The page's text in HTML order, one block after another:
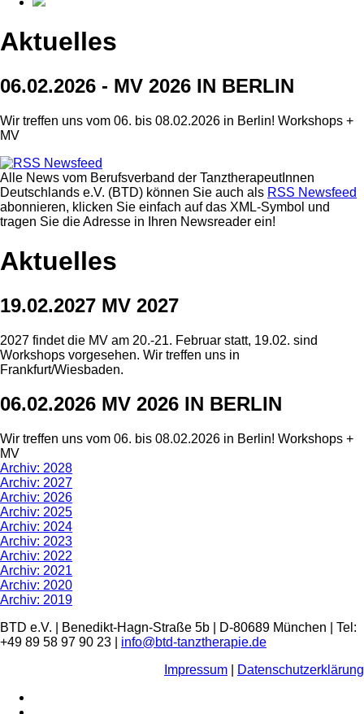
Aktuelles
06.02.2026 - MV 2026 IN BERLIN
Wir treffen uns vom 06. bis 08.02.2026 in Berlin! Workshops +
MV
Alle News vom Berufsverband der TanztherapeutInnen
Deutschlands e.V. (BTD) können Sie auch als RSS Newsfeed
abonnieren, klicken Sie einfach auf das XML-Symbol und
tragen Sie die Adresse in Ihren Newsreader ein!
Aktuelles
19.02.2027 MV 2027
2027 findet die MV am 20.-21. Februar statt, 19.02. sind
Workshops vorgesehen. Wir treffen uns in
Frankfurt/Wiesbaden.
06.02.2026 MV 2026 IN BERLIN
Wir treffen uns vom 06. bis 08.02.2026 in Berlin! Workshops +
MV
Archiv: 2028
Archiv: 2027
Archiv: 2026
Archiv: 2025
Archiv: 2024
Archiv: 2023
Archiv: 2022
Archiv: 2021
Archiv: 2020
Archiv: 2019
BTD e.V. | Benedikt-Hagn-Straße 5b | D-80689 München | Tel:
+49 89 58 97 90 23 | info@btd-tanztherapie.de
Impressum
Datenschutzerklärung